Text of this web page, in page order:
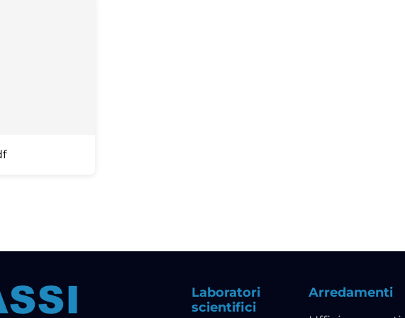
Laboratori
scientifici
Arredamenti